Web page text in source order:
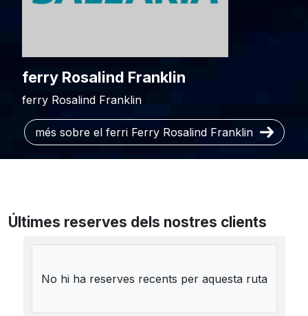
ferry Rosalind Franklin
ferry Rosalind Franklin
més sobre el ferri Ferry Rosalind Franklin
Últimes reserves dels nostres clients
No hi ha reserves recents per aquesta ruta